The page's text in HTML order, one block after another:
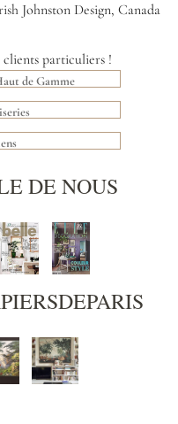
Johnston Design, Canada
clients particuliers !
de Gamme
DE NOUS